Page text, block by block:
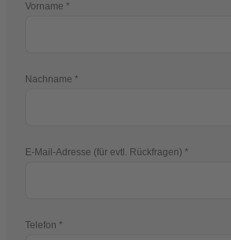
Vorname
Nachname
E-Mail-Adresse (für evtl. Rückfragen)
Telefon